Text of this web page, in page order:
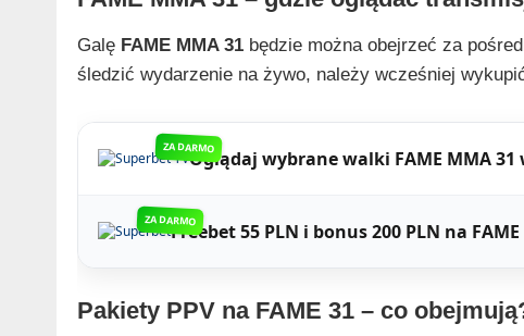
Galę FAME MMA 31będzie można obejrzeć za
śledzić wydarzenie na żywo, należy wcześniej
ZA DARMOOglądaj wybrane walki FAME MMA 31
ZA DARMOFreebet 55 PLN i bonus 200 PLN na FAME
Pakiety PPV na FAME 31 – co